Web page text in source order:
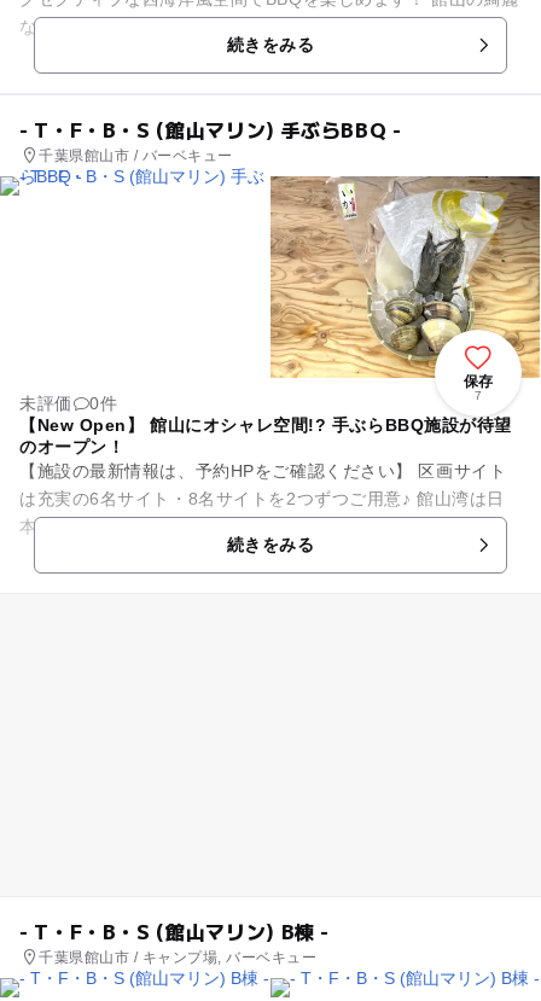
な北条海岸までは車で5分の位置に配置、海岸エリアの綺麗な
続きをみる
- T・F・B・S (館山マリン) 手ぶらBBQ -
千葉県館山市 / バーベキュー
保存
7
未評価
0件
【New Open】 館山にオシャレ空間!? 手ぶらBBQ施設が待望
のオープン！
【施設の最新情報は、予約HPをご確認ください】 区画サイト
は充実の6名サイト・8名サイトを2つずつご用意♪ 館山湾は日
本百景に選定されており、北条海岸までは車で約5分！綺麗な
続きをみる
- T・F・B・S (館山マリン) B棟 -
千葉県館山市 / キャンプ場, バーベキュー